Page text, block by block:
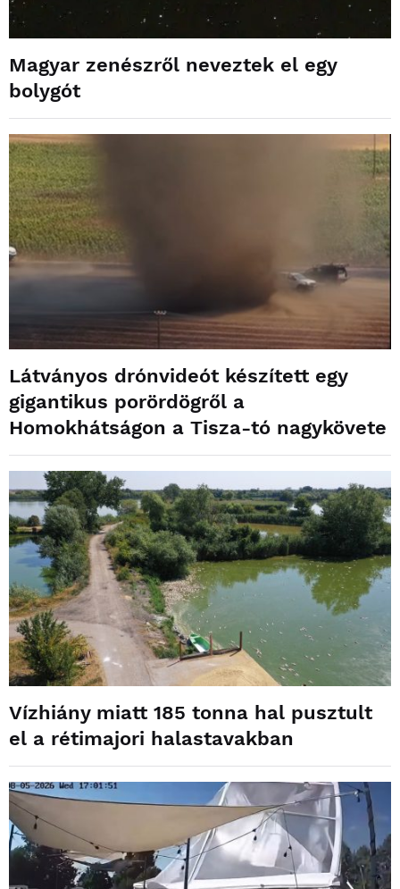
Magyar zenészről neveztek el egy
bolygót
Látványos drónvideót készített egy
gigantikus porördögről a
Homokhátságon a Tisza-tó nagykövete
Vízhiány miatt 185 tonna hal pusztult
el a rétimajori halastavakban